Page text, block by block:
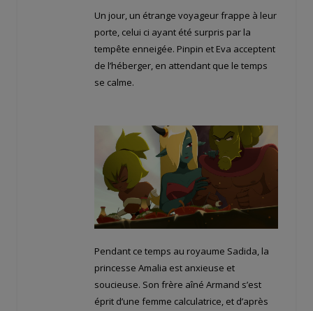
Un jour, un étrange voyageur frappe à leur
porte, celui ci ayant été surpris par la
tempête enneigée. Pinpin et Eva acceptent
de l’héberger, en attendant que le temps
se calme.
Pendant ce temps au royaume Sadida, la
princesse Amalia est anxieuse et
soucieuse. Son frère aîné Armand s’est
éprit d’une femme calculatrice, et d’après